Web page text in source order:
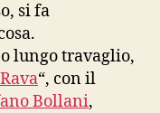
si fa
lungo travaglio,
“, con il
Bollani,